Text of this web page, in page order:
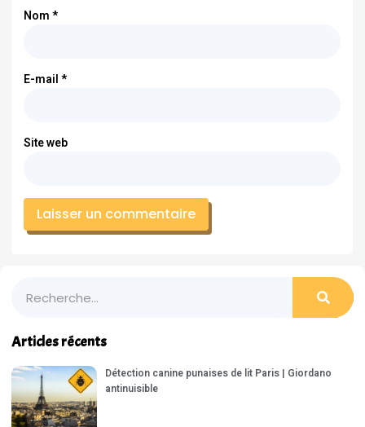
Nom*
E-mail*
Site web
Articles récents
Détection canine punaises de lit Paris | Giordano
antinuisible